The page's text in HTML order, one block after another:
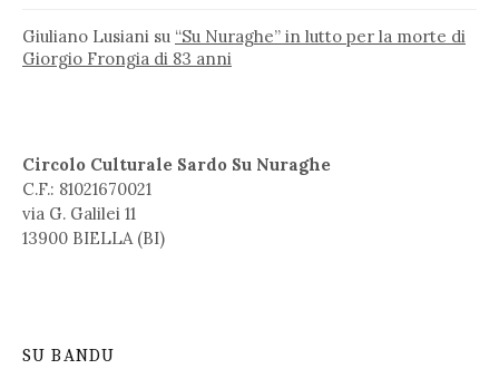
Giuliano Lusiani su “Su Nuraghe” in lutto per la morte di
Giorgio Frongia di 83 anni
Circolo Culturale Sardo Su Nuraghe
C.F.: 81021670021
via G. Galilei 11
13900 BIELLA (BI)
SU BANDU